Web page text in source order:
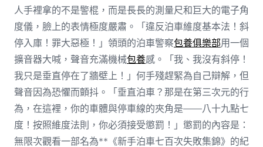
人手裡拿的不是警棍，而是長長的測量尺和巨大的電子角
度儀，臉上的表情極度嚴肅。「違反泊車維度基本法！斜
停入庫！罪大惡極！」領頭的泊車警察包養俱樂部用一個
擴音器大喊，聲音充滿機械包養感。「我、我沒有斜停！
我只是垂直停在了牆壁上！」何手殘趕緊為自己辯解，但
聲音因為恐懼而顫抖。「垂直泊車？那是在第三次元的行
為，在這裡，你的車體與停車線的夾角是——八十九點七
度！按照維度法則，你必須接受懲罰！」懲罰的內容是：
無限次觀看一部名為**《新手泊車七百次失敗集錦》的紀